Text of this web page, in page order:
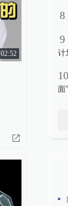
02:52
8
9
计
10
面